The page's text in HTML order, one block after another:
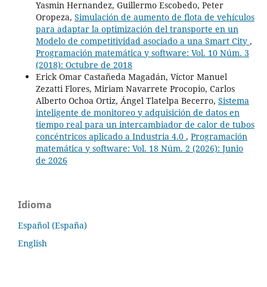
Yasmin Hernandez, Guillermo Escobedo, Peter
Oropeza, Simulación de aumento de flota de vehículos
para adaptar la optimización del transporte en un
Modelo de competitividad asociado a una Smart City ,
Programación matemática y software: Vol. 10 Núm. 3
(2018): Octubre de 2018
Erick Omar Castañeda Magadán, Víctor Manuel
Zezatti Flores, Miriam Navarrete Procopio, Carlos
Alberto Ochoa Ortiz, Ángel Tlatelpa Becerro, Sistema
inteligente de monitoreo y adquisición de datos en
tiempo real para un intercambiador de calor de tubos
concéntricos aplicado a Industria 4.0 , Programación
matemática y software: Vol. 18 Núm. 2 (2026): Junio
de 2026
Idioma
Español (España)
English